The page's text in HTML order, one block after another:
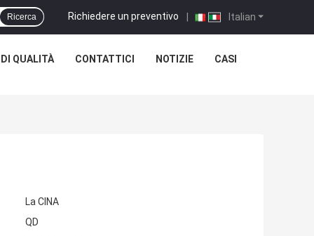
Italian
Richiedere un preventivo |
Ricerca
QUALITÀ CONTATTICI NOTIZIE CASI
La CINA
QD